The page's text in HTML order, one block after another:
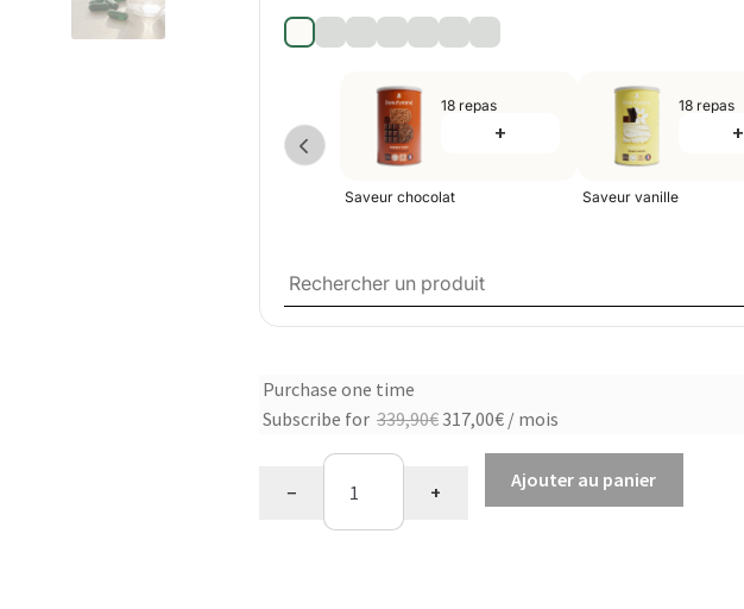
18 repas
+
Saveur chocolat
18 repas
+
Saveur vanille
Choose
type
Purchase one time
Subscribe for 339,90€Le
était :
317,00€Le
prix
actuel
est :
/ mois
quantité
Programme
− +
Ajouter au panier